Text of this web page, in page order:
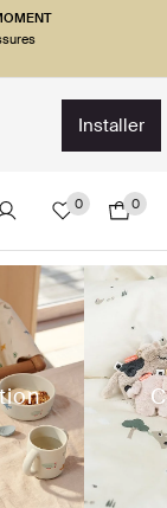
installer
0 0